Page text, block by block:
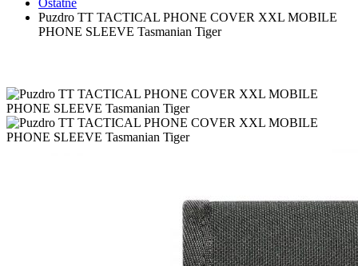
Ostatné
Puzdro TT TACTICAL PHONE COVER XXL MOBILE
PHONE SLEEVE Tasmanian Tiger